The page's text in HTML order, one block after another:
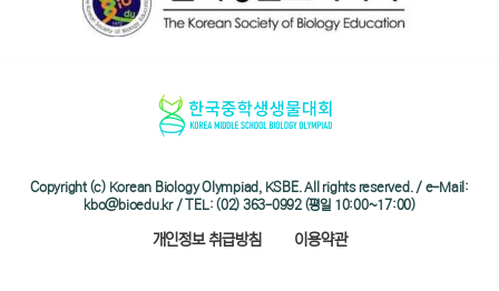
Copyright (c) Korean Biology Olympiad, KSBE. All rights reserved. / e-Mail:
kbo@bioedu.kr / TEL: (02) 363-0992 (평일 10:00~17:00)
개인정보 취급방침 이용약관